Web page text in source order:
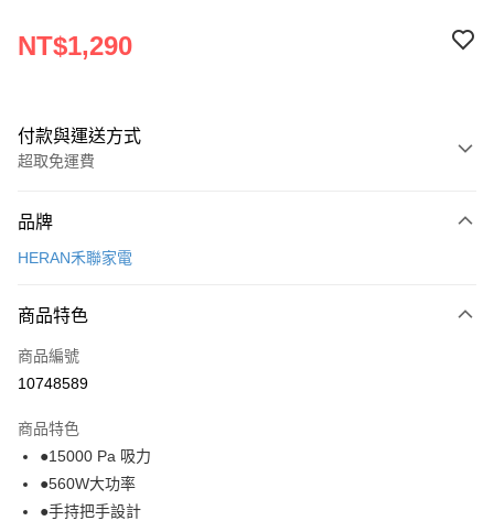
NT$1,290
付款與運送方式
超取免運費
全家線上支付
運送方式
全家取貨付款
常溫-付款後全家取貨
免運費
品牌
HERAN禾聯家電
商品特色
商品編號
10748589
商品特色
●15000 Pa 吸力
●560W大功率
●手持把手設計